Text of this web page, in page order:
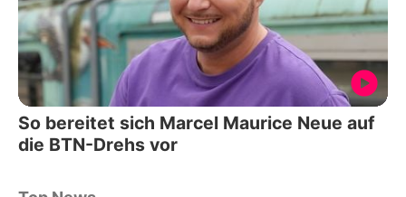
So bereitet sich Marcel Maurice Neue auf
die BTN-Drehs vor